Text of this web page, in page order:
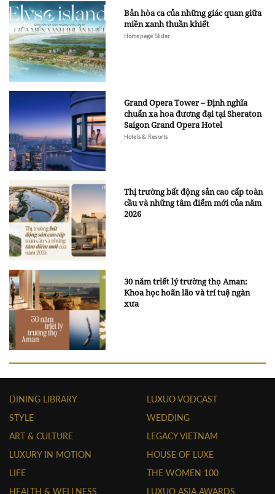
Bản hòa ca của những giác quan giữa
miền xanh thuần khiết
Homepage Slider
Grand Opera Tower – Định nghĩa
chuẩn xa hoa đương đại tại Sheraton
Saigon Grand Opera Hotel
Hotels & Resorts
Thị trường bất động sản cao cấp toàn
cầu và những tâm điểm mới của năm
2026
30 năm triết lý trường thọ Aman:
Khoa học hoãn lão và trí tuệ ngàn
xưa
DINING LIBRARY
STYLE
ART & CULTURE
LUXURY IN MOTION
LIFE
HEALTH & WELLNESS
LUXUO VODCAST
WEDDING
LEGACY VIETNAM
HOUSE OF LUXE
THE WOMEN 100
LUXUO ASIA AWARDS